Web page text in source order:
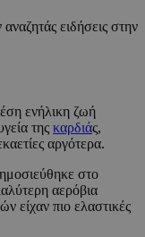
ειδήσεις στην
ενήλικη ζωή
της καρδιάς,
αργότερα.
στο
αερόβια
είχαν πιο ελαστικές